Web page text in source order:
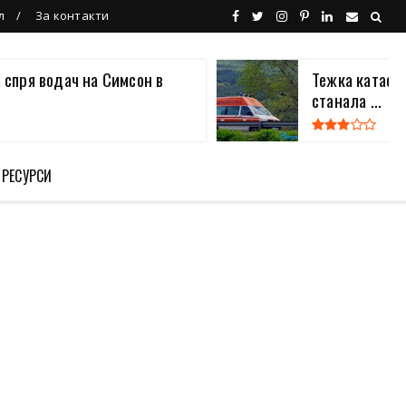
За контакти
водач на Симсон в
Тежка
станала ...